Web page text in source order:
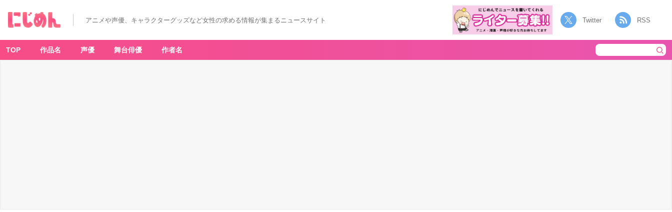
アニメや声優、キャラクターグッズなど女性の求める情報が集まるニュースサイト Twitter RSS
TOP 作品名 声優 舞台俳優 作者名